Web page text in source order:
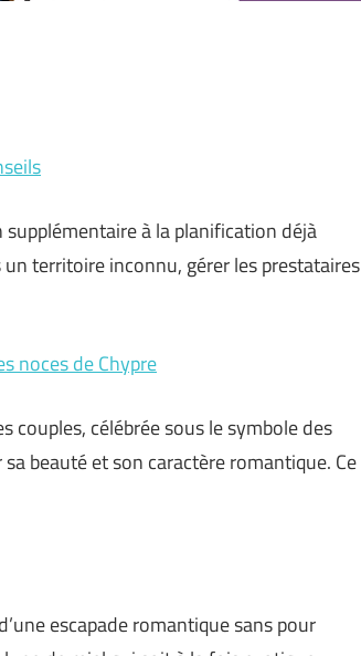
à la planification déjà
territoire inconnu, gérer les prestataires
noces de Chypre
couples, célébrée sous le symbole des
beauté et son caractère romantique. Ce
escapade romantique sans pour